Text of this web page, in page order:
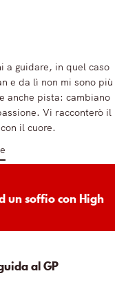
a guidare, in quel caso
e da lì non mi sono più
anche pista: cambiano
Vi racconterò il
il cuore.
al GP
un soffio con High